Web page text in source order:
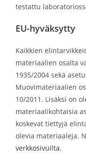
testattu
EU-hyväksytty
Kaikkien
materiaalien osalta
1935/2004 sekä
Muovimateriaalien
10/2011. Lisäksi on
materiaalikohtaisia
koskevat tiettyjä
olevia materiaaleja.
verkkosivuilta.